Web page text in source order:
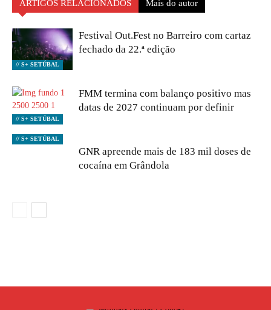
ARTIGOS RELACIONADOS Mais do autor
// S+ SETÚBAL
Festival Out.Fest no Barreiro com cartaz
fechado da 22.ª edição
// S+ SETÚBAL
FMM termina com balanço positivo mas
datas de 2027 continuam por definir
// S+ SETÚBAL
GNR apreende mais de 183 mil doses de
cocaína em Grândola